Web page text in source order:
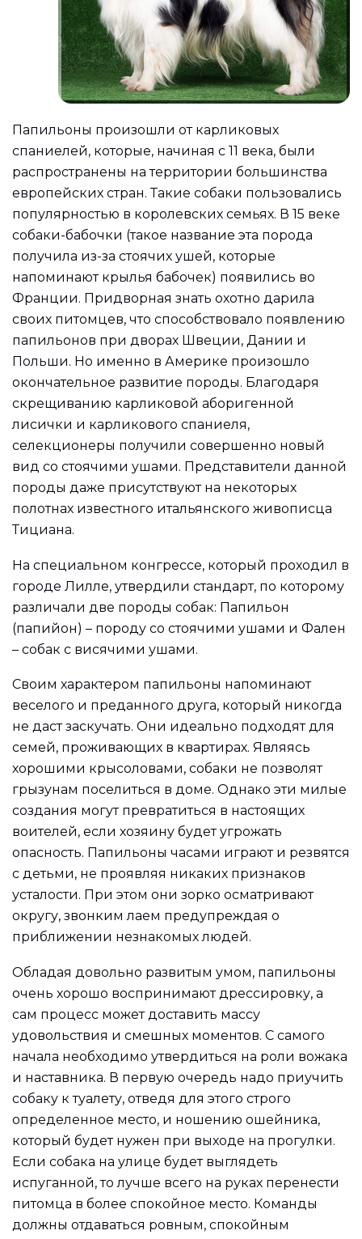
Папильоны произошли от карликовых
спаниелей, которые, начиная с 11 века, были
распространены на территории большинства
европейских стран. Такие собаки пользовались
популярностью в королевских семьях. В 15 веке
собаки-бабочки (такое название эта порода
получила из-за стоячих ушей, которые
напоминают крылья бабочек) появились во
Франции. Придворная знать охотно дарила
своих питомцев, что способствовало появлению
папильонов при дворах Швеции, Дании и
Польши. Но именно в Америке произошло
окончательное развитие породы. Благодаря
скрещиванию карликовой аборигенной
лисички и карликового спаниеля,
селекционеры получили совершенно новый
вид со стоячими ушами. Представители данной
породы даже присутствуют на некоторых
полотнах известного итальянского живописца
Тициана.
На специальном конгрессе, который проходил в
городе Лилле, утвердили стандарт, по которому
различали две породы собак: Папильон
(папийон) – породу со стоячими ушами и Фален
– собак с висячими ушами.
Своим характером папильоны напоминают
веселого и преданного друга, который никогда
не даст заскучать. Они идеально подходят для
семей, проживающих в квартирах. Являясь
хорошими крысоловами, собаки не позволят
грызунам поселиться в доме. Однако эти милые
создания могут превратиться в настоящих
воителей, если хозяину будет угрожать
опасность. Папильоны часами играют и резвятся
с детьми, не проявляя никаких признаков
усталости. При этом они зорко осматривают
округу, звонким лаем предупреждая о
приближении незнакомых людей.
Обладая довольно развитым умом, папильоны
очень хорошо воспринимают дрессировку, а
сам процесс может доставить массу
удовольствия и смешных моментов. С самого
начала необходимо утвердиться на роли вожака
и наставника. В первую очередь надо приучить
собаку к туалету, отведя для этого строго
определенное место, и ношению ошейника,
который будет нужен при выходе на прогулки.
Если собака на улице будет выглядеть
испуганной, то лучше всего на руках перенести
питомца в более спокойное место. Команды
должны отдаваться ровным, спокойным